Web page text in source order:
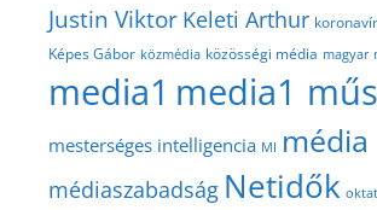
Justin Viktor Keleti Arthur
Képes Gábor közmédia közösségi média magyar
media1 media1
mesterséges intelligencia MI média
médiaszabadság Netidők